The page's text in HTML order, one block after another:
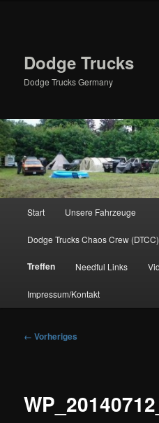
Dodge Trucks
Dodge Trucks Germany
Start Unsere Fahrzeuge
Dodge Trucks Chaos Crew (DTCC)
Treffen Needful Links
Impressum/Kontakt
Bilder-
← Vorheriges